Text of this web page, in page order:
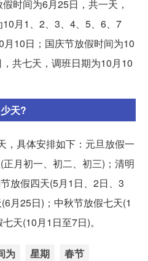
时间为6月25日，共一天，
月1、2、3、4、5、6、7
10日；国庆节放假时间为10
共七天，调班日期为10月10
天?
，具体安排如下：元旦放假一
月初一、初二、初三)；清明
放假四天(5月1日、2日、3
月25日)；中秋节放假七天(1
天(10月1日至7日)。
为 星期 春节